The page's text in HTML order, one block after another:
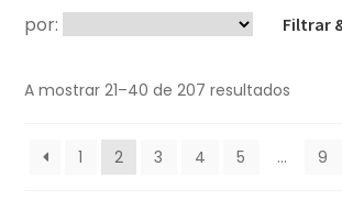
por:
Filtrar
A mostrar 21–40 de 207 resultados
1 2 3 4 5 … 9